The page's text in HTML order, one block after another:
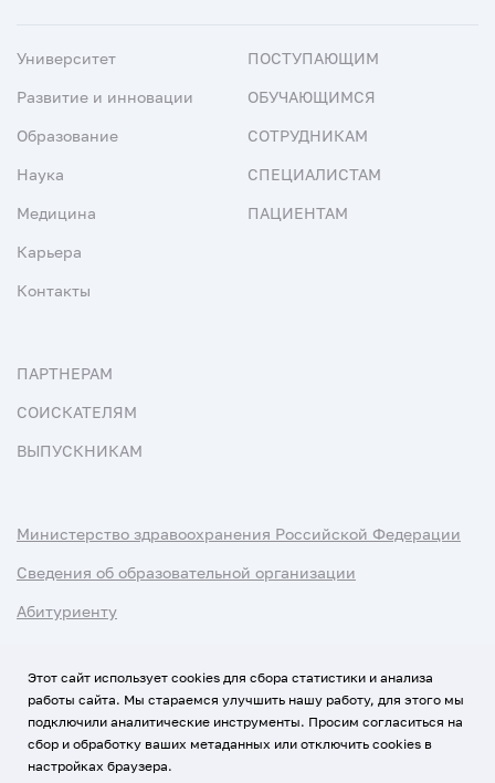
Университет
Развитие и инновации
Образование
Наука
Медицина
Карьера
Контакты
ПОСТУПАЮЩИМ
ОБУЧАЮЩИМСЯ
СОТРУДНИКАМ
СПЕЦИАЛИСТАМ
ПАЦИЕНТАМ
ПАРТНЕРАМ
СОИСКАТЕЛЯМ
ВЫПУСКНИКАМ
Министерство здравоохранения Российской Федерации
Сведения об образовательной организации
Абитуриенту
Использование Cookies
Политика обработки персональных данных
Этот сайт использует cookies для сбора статистики и анализа
работы сайта. Мы стараемся улучшить нашу работу, для этого мы
подключили аналитические инструменты. Просим согласиться на
сбор и обработку ваших метаданных или отключить cookies в
настройках браузера.